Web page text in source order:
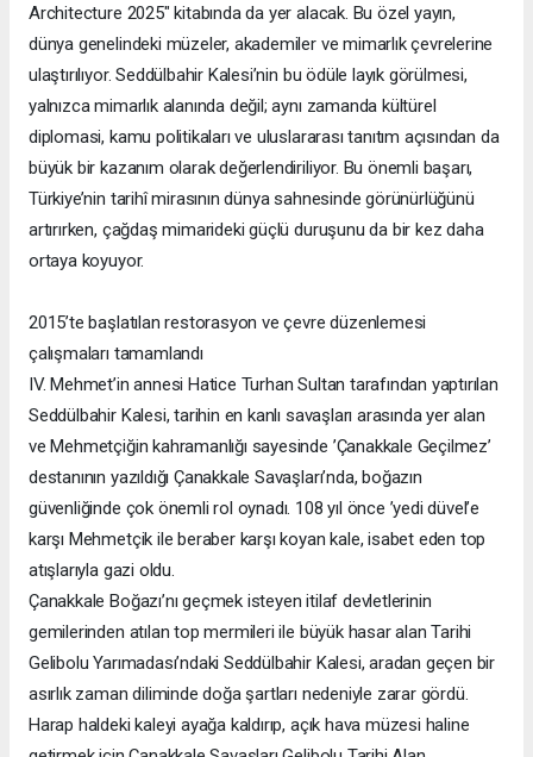
Architecture 2025" kitabında da yer alacak. Bu özel yayın,
dünya genelindeki müzeler, akademiler ve mimarlık çevrelerine
ulaştırılıyor. Seddülbahir Kalesi’nin bu ödüle layık görülmesi,
yalnızca mimarlık alanında değil; aynı zamanda kültürel
diplomasi, kamu politikaları ve uluslararası tanıtım açısından da
büyük bir kazanım olarak değerlendiriliyor. Bu önemli başarı,
Türkiye’nin tarihî mirasının dünya sahnesinde görünürlüğünü
artırırken, çağdaş mimarideki güçlü duruşunu da bir kez daha
ortaya koyuyor.
2015’te başlatılan restorasyon ve çevre düzenlemesi
çalışmaları tamamlandı
IV. Mehmet’in annesi Hatice Turhan Sultan tarafından yaptırılan
Seddülbahir Kalesi, tarihin en kanlı savaşları arasında yer alan
ve Mehmetçiğin kahramanlığı sayesinde ’Çanakkale Geçilmez’
destanının yazıldığı Çanakkale Savaşları’nda, boğazın
güvenliğinde çok önemli rol oynadı. 108 yıl önce ’yedi düvel’e
karşı Mehmetçik ile beraber karşı koyan kale, isabet eden top
atışlarıyla gazi oldu.
Çanakkale Boğazı’nı geçmek isteyen itilaf devletlerinin
gemilerinden atılan top mermileri ile büyük hasar alan Tarihi
Gelibolu Yarımadası’ndaki Seddülbahir Kalesi, aradan geçen bir
asırlık zaman diliminde doğa şartları nedeniyle zarar gördü.
Harap haldeki kaleyi ayağa kaldırıp, açık hava müzesi haline